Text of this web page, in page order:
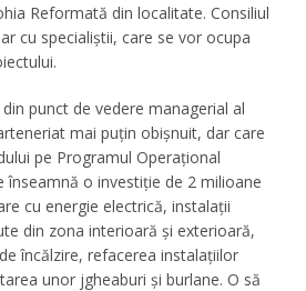
Reformată din localitate. Consiliul
cu specialiştii, care se vor ocupa
punct de vedere managerial al
mai puţin obişnuit, dar care
pe Programul Operaţional
înseamnă o investiție de 2 milioane
cu energie electrică, instalații
din zona interioară și exterioară,
încălzire, refacerea instalațiilor
unor jgheaburi și burlane. O să